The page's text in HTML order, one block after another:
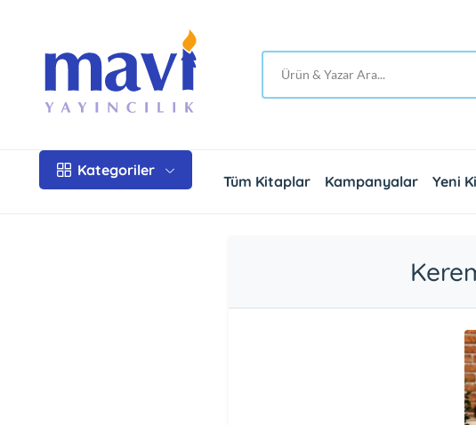
Kategoriler
Tüm Kitaplar Kampanyalar Yeni